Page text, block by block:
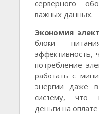
серверного
важных данных.
Экономия
блоки
эффективность,
потребление
работать с
энергии даже в
систему, что
деньги на